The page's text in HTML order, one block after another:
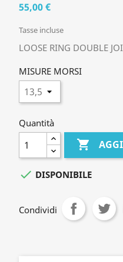
55,00 €
Tasse incluse
LOOSE RING DOUBLE
MISURE MORSI
Quantità

 DISPONIBILE
Condividi